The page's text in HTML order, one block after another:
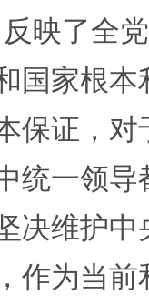
映了全
国家根
保证，
统一领
决维护
作为当